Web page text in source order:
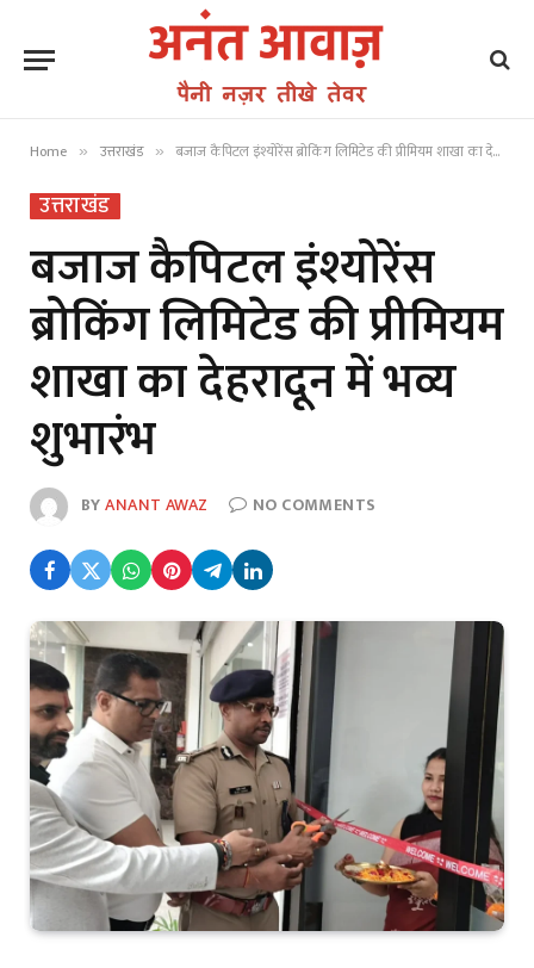
Home » उत्तराखंड » बजाज कैपिटल इंश्योरेंस ब्रोकिंग लिमिटेड की प्रीमियम शाखा का देहरादून में भव्य शुभारंभ
उत्तराखंड
बजाज कैपिटल इंश्योरेंस
ब्रोकिंग लिमिटेड की प्रीमियम
शाखा का देहरादून में भव्य
शुभारंभ
BYANANT AWAZ NO COMMENTS